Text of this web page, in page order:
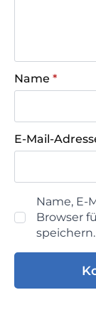
Name *
E-Mail-
Name, E-
Browser
speichern.